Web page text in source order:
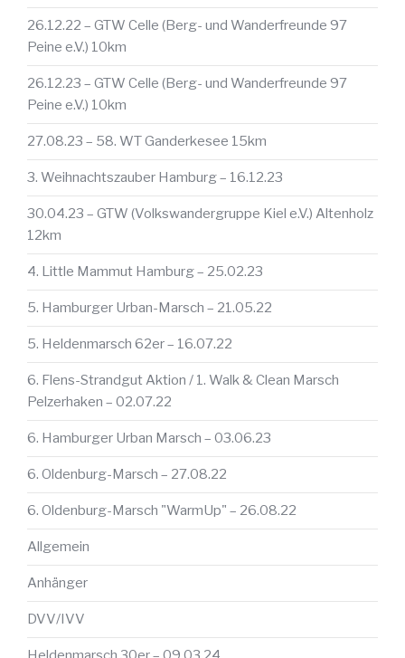
26.12.22 – GTW Celle (Berg- und Wanderfreunde 97
Peine e.V.) 10km
26.12.23 – GTW Celle (Berg- und Wanderfreunde 97
Peine e.V.) 10km
27.08.23 – 58. WT Ganderkesee 15km
3. Weihnachtszauber Hamburg – 16.12.23
30.04.23 – GTW (Volkswandergruppe Kiel e.V.) Altenholz
12km
4. Little Mammut Hamburg – 25.02.23
5. Hamburger Urban-Marsch – 21.05.22
5. Heldenmarsch 62er – 16.07.22
6. Flens-Strandgut Aktion / 1. Walk & Clean Marsch
Pelzerhaken – 02.07.22
6. Hamburger Urban Marsch – 03.06.23
6. Oldenburg-Marsch – 27.08.22
6. Oldenburg-Marsch "WarmUp" – 26.08.22
Allgemein
Anhänger
DVV/IVV